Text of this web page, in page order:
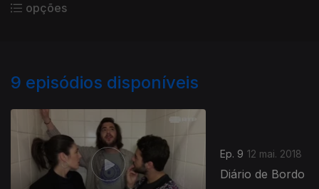
opções
9 episódios disponíveis
Ep. 9 12 mai. 2018
Diário de Bordo